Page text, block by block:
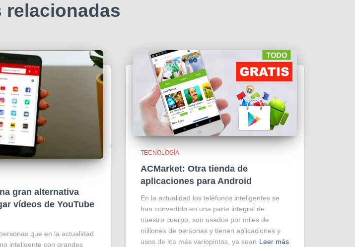
relacionadas
gran alternativa
vídeos de YouTube
que en la actualidad
inteligente con grandes
TECNOLOGÍA
ACMarket: Otra tienda de
aplicaciones para Android
En la actualidad los teléfonos inteligentes se
han convertido en una parte integral de
nuestro cuerpo, son usados por miles de
millones de personas y tienen aplicaciones y
usos de los más variopintos, ya sean Leer más